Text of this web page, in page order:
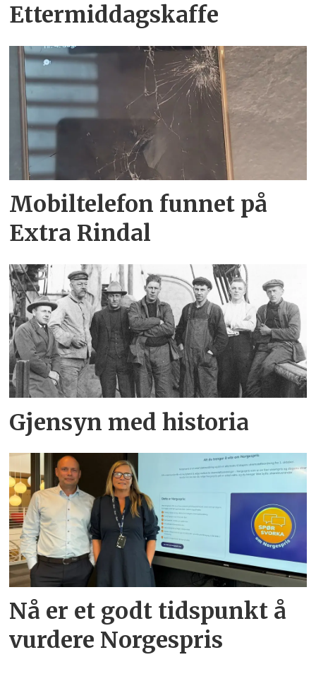
Ettermiddagskaffe
Mobiltelefon funnet på
Extra Rindal
Gjensyn med historia
Nå er et godt tidspunkt å
vurdere Norgespris